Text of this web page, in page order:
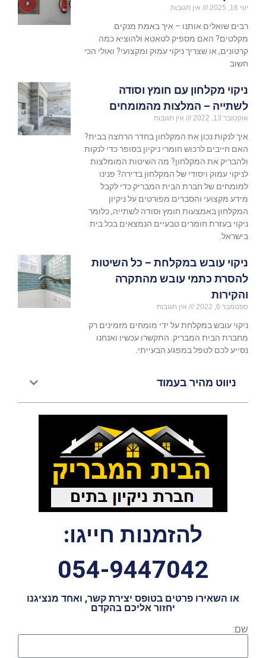
ניווט מהיר בעמוד
להזמנות חייגו:
054-9447042
או השאירו פרטים בטופס יצירת קשר, ואחד מנציגנו
יחזור אליכם בהקדם
שם:
יוני 16, 2025 אין תגובות
רבים שואלים אותנו – איך באמת מנקים
מקלטים? האם מספיק לטאטא ולהוציא כמה
קרטונים, או שצריך ניקוי עמוק ומקצועי? ואולי הכי
חשוב
ניקוי מקלחון עם חומץ וסודה
לשתייה – המלצות מהמומחים
אוקטובר 13, 2022 אין תגובות
איך לנקות נכון את המקלחון בחדר הרחצה בבית?
האם חייבים לרכוש חומרי ניקיון בסופר כדי לנקות
ולהבריק את המקלחון? מה השיטות המומלצות
לניקוי עמוק ויסודי של המקלחון בדירה? פנינו
למומחים של חברת הבית המבריק כדי לקבל
מידע מקצועי והסברים מפורטים על ניקיון
המקלחון באמצעות חומץ וסודה לשתייה, כלומר
ניקוי בעזרת חומרים טבעיים הנמצאים בכל בית
בישראל.
ניקוי עובש במקלחת – כל השיטות
להסרת כתמי עובש מהתקרה
והקירות
ספטמבר 6, 2022 אין תגובות
ניקוי עובש במקלחת על ידי מומחים מזמינים רק
מחברת הבית המבריק. התקשרו עכשיו ואנחנו
נסייע לכם לטפל במפגע הבעייתי.